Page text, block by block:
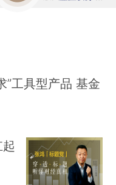
”工具型产品 基金